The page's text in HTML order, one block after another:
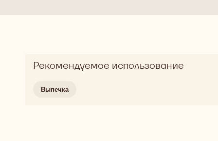
Рекомендуемое использование
Выпечка